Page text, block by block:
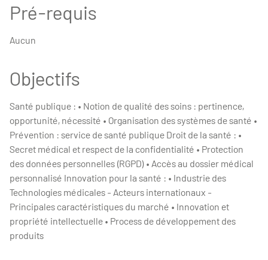
Pré-requis
Aucun
Objectifs
Santé publique : • Notion de qualité des soins : pertinence,
opportunité, nécessité • Organisation des systèmes de santé •
Prévention : service de santé publique Droit de la santé : •
Secret médical et respect de la confidentialité • Protection
des données personnelles (RGPD) • Accès au dossier médical
personnalisé Innovation pour la santé : • Industrie des
Technologies médicales - Acteurs internationaux -
Principales caractéristiques du marché • Innovation et
propriété intellectuelle • Process de développement des
produits